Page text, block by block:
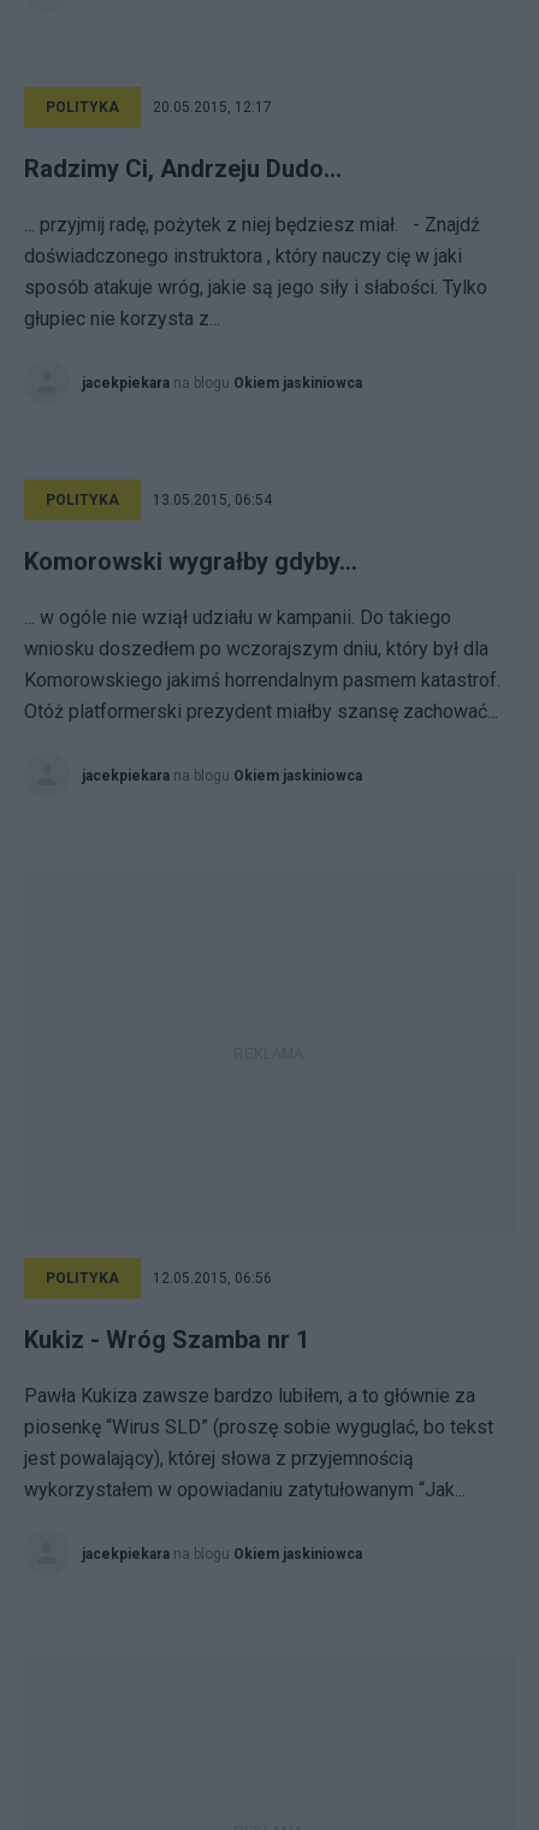
POLITYKA 20.05.2015, 12:17
Radzimy Ci, Andrzeju Dudo...
... przyjmij radę, pożytek z niej będziesz miał. - Znajdź
doświadczonego instruktora , który nauczy cię w jaki
sposób atakuje wróg, jakie są jego siły i słabości. Tylko
głupiec nie korzysta z...
jacekpiekara na blogu Okiem jaskiniowca
POLITYKA 13.05.2015, 06:54
Komorowski wygrałby gdyby...
... w ogóle nie wziął udziału w kampanii. Do takiego
wniosku doszedłem po wczorajszym dniu, który był dla
Komorowskiego jakimś horrendalnym pasmem katastrof.
Otóż platformerski prezydent miałby szansę zachować...
jacekpiekara na blogu Okiem jaskiniowca
POLITYKA 12.05.2015, 06:56
Kukiz - Wróg Szamba nr 1
Pawła Kukiza zawsze bardzo lubiłem, a to głównie za
piosenkę “Wirus SLD” (proszę sobie wyguglać, bo tekst
jest powalający), której słowa z przyjemnością
wykorzystałem w opowiadaniu zatytułowanym “Jak...
jacekpiekara na blogu Okiem jaskiniowca